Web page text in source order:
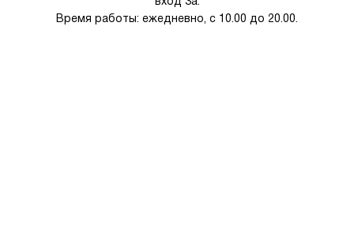
Время работы: ежедневно, с 10.00 до 20.00.